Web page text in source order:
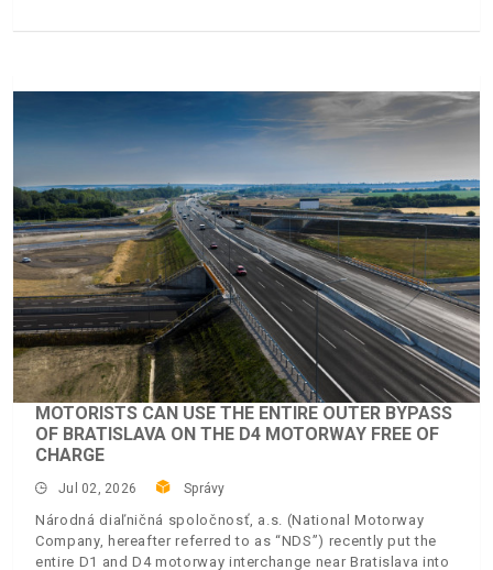
MOTORISTS CAN USE THE ENTIRE OUTER BYPASS
OF BRATISLAVA ON THE D4 MOTORWAY FREE OF
CHARGE
Jul 02, 2026 Správy
Národná diaľničná spoločnosť, a.s. (National Motorway
Company, hereafter referred to as “NDS”) recently put the
entire D1 and D4 motorway interchange near Bratislava into